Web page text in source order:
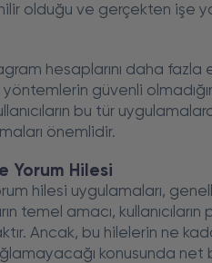
olduğu ve gerçekten işe
hesaplarını daha
güvenli
bu tür
önemlidir.
Yorum Hilesi
hilesi uygulamaları,
temel amacı,
Ancak, bu hilelerin ne
konusunda net